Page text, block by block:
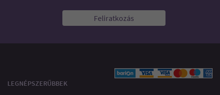
Feliratkozás
LEGNÉPSZERŰBBEK